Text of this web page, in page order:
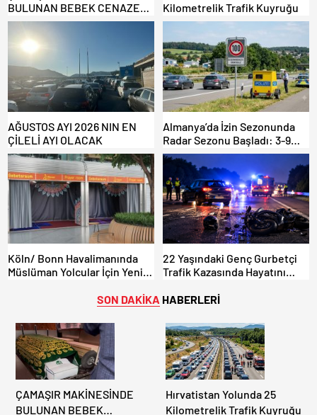
BULUNAN BEBEK CENAZESİ
ŞOK ETTİ
Kilometrelik Trafik Kuyruğu
AĞUSTOS AYI 2026 NIN EN
ÇİLELİ AYI OLACAK
Almanya’da İzin Sezonunda
Radar Sezonu Başladı: 3-9
Ağustos’ta Radar Hız
Denetimi Yapılacak!
Köln/ Bonn Havalimanında
Müslüman Yolcular İçin Yeni
22 Yaşındaki Genç Gurbetçi
Trafik Kazasında Hayatını
SON DAKİKA HABERLERİ
ÇAMAŞIR MAKİNESİNDE
BULUNAN BEBEK
Hırvatistan Yolunda 25
Kilometrelik Trafik Kuyruğu